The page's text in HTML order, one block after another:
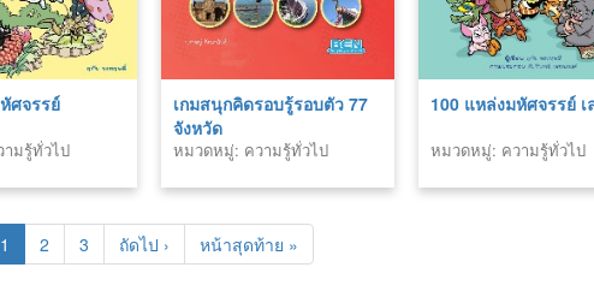
ศจรรย์
มรู้ทั่วไป
เกมสนุกคิดรอบรู้รอบตัว 77
จังหวัด
หมวดหมู่: ความรู้ทั่วไป
100 แหล่งมหัศจรรย์ เ
หมวดหมู่: ความรู้ทั่วไป
1 2 3 ถัดไป › หน้าสุดท้าย »